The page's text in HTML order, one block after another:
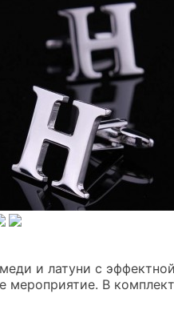
и латуни с
В